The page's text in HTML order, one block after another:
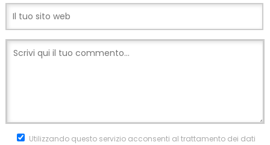
Utilizzando questo servizio acconsenti al trattamento dei dati